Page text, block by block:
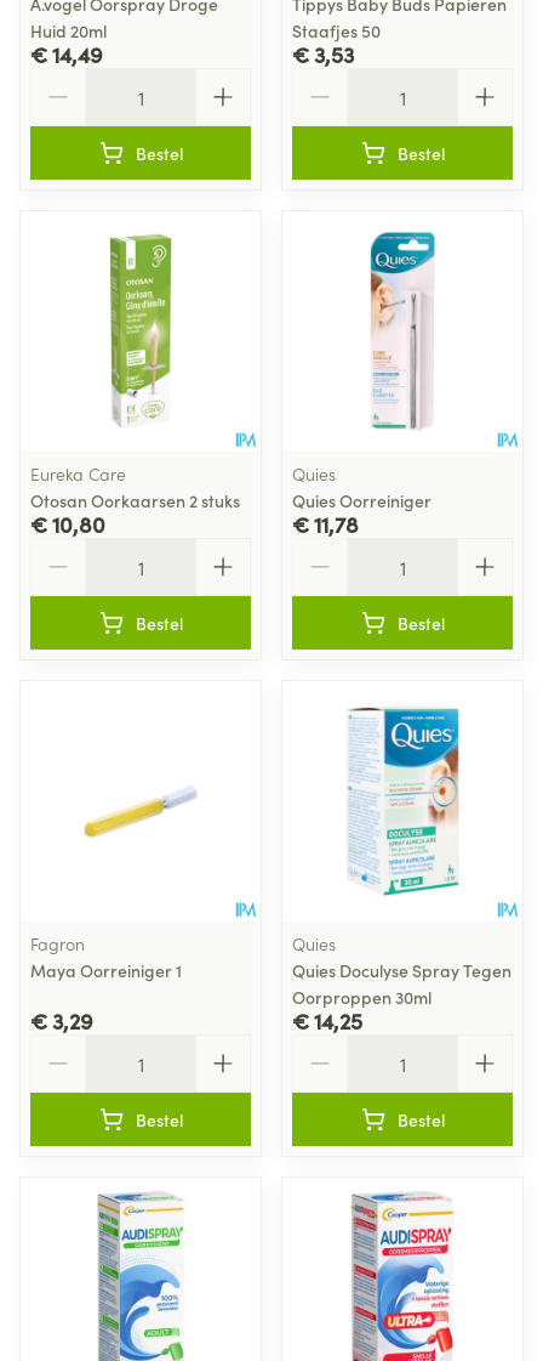
Huid 20ml
€ 14,49
Bestel
Staafjes 50
€ 3,53
Bestel
Eureka Care
Otosan Oorkaarsen 2 stuks
€ 10,80
Bestel
Quies
Quies Oorreiniger
€ 11,78
Bestel
Fagron
Maya Oorreiniger 1
€ 3,29
Bestel
Quies
Quies Doculyse Spray Tegen
Oorproppen 30ml
€ 14,25
Bestel